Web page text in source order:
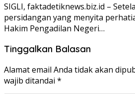
SIGLI, faktadetiknews.biz.id –
persidangan yang menyita
Hakim Pengadilan Negeri…
Tinggalkan Balasan
Alamat email Anda tidak akan
wajib ditandai *